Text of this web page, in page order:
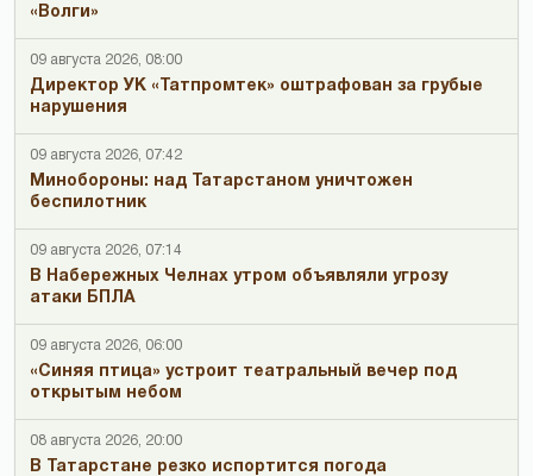
«Волги»
09 августа 2026, 08:00
Директор УК «Татпромтек» оштрафован за грубые
нарушения
09 августа 2026, 07:42
Минобороны: над Татарстаном уничтожен
беспилотник
09 августа 2026, 07:14
В Набережных Челнах утром объявляли угрозу
атаки БПЛА
09 августа 2026, 06:00
«Синяя птица» устроит театральный вечер под
открытым небом
08 августа 2026, 20:00
В Татарстане резко испортится погода